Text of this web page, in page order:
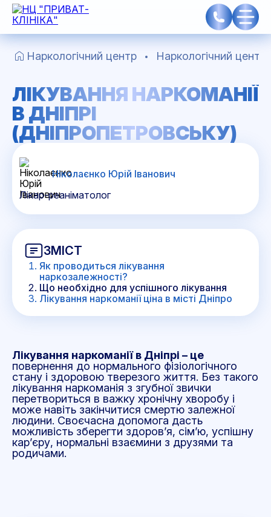
Наркологічний центр Наркологічний центр
ЛІКУВАННЯ НАРКОМАНІЇ
В ДНІПРІ
(ДНІПРОПЕТРОВСЬКУ)
Ніколаєнко Юрій Іванович
Лікар-реаніматолог
Лікування наркоманії в Дніпрі – це
повернення до нормального фізіологічного
стану і здоровою тверезого життя. Без такого
лікування наркоманія з згубної звички
перетвориться в важку хронічну хворобу і
може навіть закінчитися смертю залежної
людини. Своєчасна допомога дасть
можливість зберегти здоров’я, сім’ю, успішну
кар’єру, нормальні взаємини з друзями та
родичами.
ЗМІСТ
Як проводиться лікування
наркозалежності?
Що необхідно для успішного лікування
Лікування наркоманії ціна в місті Дніпро